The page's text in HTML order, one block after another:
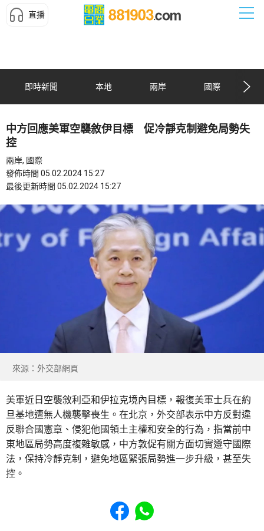
直播
即時新聞 本地 兩岸 國際
中方回應美軍空襲敘伊目標 促冷靜克制避免局勢失
控
兩岸, 國際
發佈時間 05.02.2024 15:27
最後更新時間 05.02.2024 15:27
來源：外交部網頁
美軍近日空襲敘利亞和伊拉克境內目標，報復美軍士兵在約
旦基地遭無人機襲擊喪生。在北京，外交部表示中方反對違
反聯合國憲章、侵犯他國領土主權和安全的行為，指當前中
東地區局勢高度複雜敏感，中方敦促有關方面切實遵守國際
法，保持冷靜克制，避免地區緊張局勢進一步升級，甚至失
控。
Share to Facebook
Share to WhatsApp